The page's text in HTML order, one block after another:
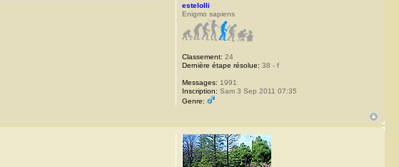
estelolli
Enigmo sapiens
Classement: 24
Dernière étape résolue: 38 - f
Messages: 1991
Inscription: Sam 3 Sep 2011 07:35
Genre: